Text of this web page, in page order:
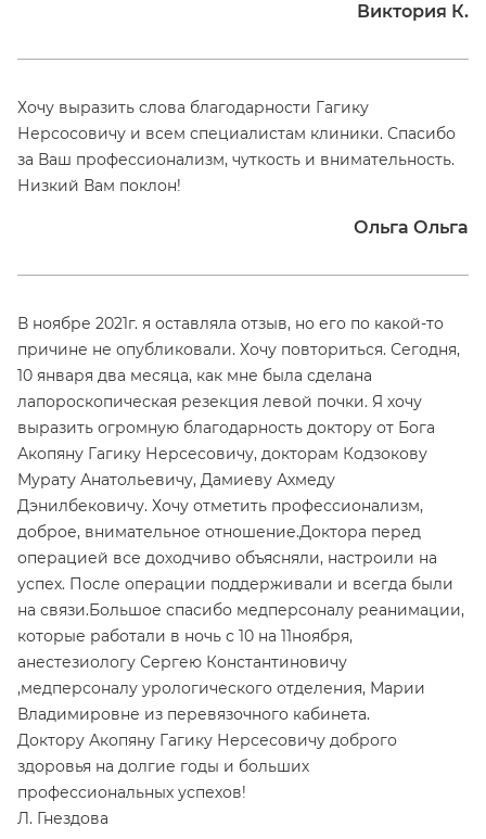
Виктория К.
Хочу выразить слова благодарности Гагику
Нерсосовичу и всем специалистам клиники. Спасибо
за Ваш профессионализм, чуткость и внимательность.
Низкий Вам поклон!
Ольга Ольга
В ноябре 2021г. я оставляла отзыв, но его по какой-то
причине не опубликовали. Хочу повториться. Сегодня,
10 января два месяца, как мне была сделана
лапороскопическая резекция левой почки. Я хочу
выразить огромную благодарность доктору от Бога
Акопяну Гагику Нерсесовичу, докторам Кодзокову
Мурату Анатольевичу, Дамиеву Ахмеду
Дэнилбековичу. Хочу отметить профессионализм,
доброе, внимательное отношение.Доктора перед
операцией все доходчиво объясняли, настроили на
успех. После операции поддерживали и всегда были
на связи.Большое спасибо медперсоналу реанимации,
которые работали в ночь с 10 на 11ноября,
анестезиологу Сергею Константиновичу
,медперсоналу урологического отделения, Марии
Владимировне из перевязочного кабинета.
Доктору Акопяну Гагику Нерсесовичу доброго
здоровья на долгие годы и больших
профессиональных успехов!
Л. Гнездова